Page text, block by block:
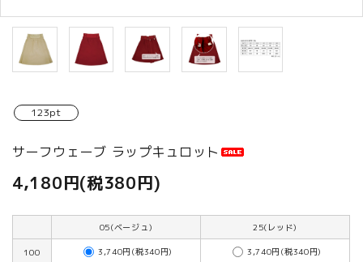
meeting_room person
123pt
サーフウェーブ ラップキュロット
4,180円(税380円)
05(ベージュ) 25(レッド)
100 3,740円(税340円) 3,740円(税340円)